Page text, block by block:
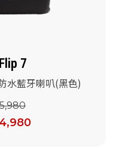
7
水藍牙喇叭(黑色)